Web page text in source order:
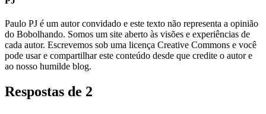
Paulo PJ é um autor convidado e este texto não representa a opinião
do Bobolhando. Somos um site aberto às visões e experiências de
cada autor. Escrevemos sob uma licença Creative Commons e você
pode usar e compartilhar este conteúdo desde que credite o autor e
ao nosso humilde blog.
Respostas de 2